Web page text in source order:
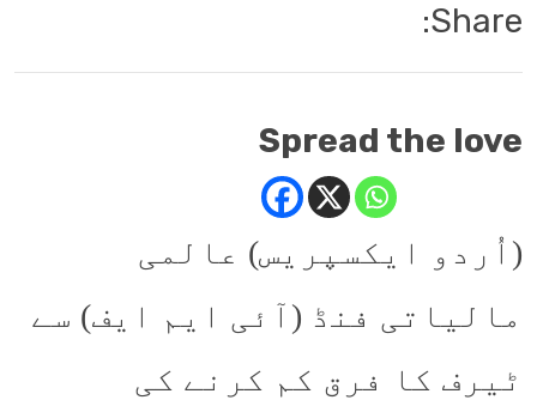
Share:
Spread the love
(اُردو ایکسپریس) عالمی
مالیاتی فنڈ (آئی ایم ایف) سے
ٹیرف کا فرق کم کرنے کی